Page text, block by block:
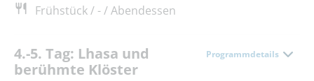
Frühstück / - / Abendessen
4.-5. Tag: Lhasa und
berühmte Klöster
Programmdetails